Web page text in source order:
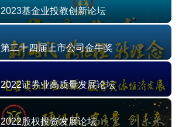
2023基金业投教创新论坛
第二十四届上市公司金牛奖
2022证券业高质量发展论坛
2022股权投资发展论坛